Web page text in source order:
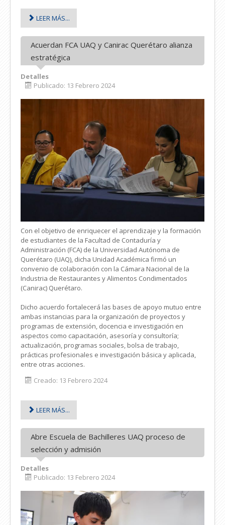
LEER MÁS...
Acuerdan FCA UAQ y Canirac Querétaro alianza
estratégica
Detalles
Publicado: 13 Febrero 2024
Con el objetivo de enriquecer el aprendizaje y la formación
de estudiantes de la Facultad de Contaduría y
Administración (FCA) de la Universidad Autónoma de
Querétaro (UAQ), dicha Unidad Académica firmó un
convenio de colaboración con la Cámara Nacional de la
Industria de Restaurantes y Alimentos Condimentados
(Canirac) Querétaro.
Dicho acuerdo fortalecerá las bases de apoyo mutuo entre
ambas instancias para la organización de proyectos y
programas de extensión, docencia e investigación en
aspectos como capacitación, asesoría y consultoría;
actualización, programas sociales, bolsa de trabajo,
prácticas profesionales e investigación básica y aplicada,
entre otras acciones.
Creado: 13 Febrero 2024
LEER MÁS...
Abre Escuela de Bachilleres UAQ proceso de
selección y admisión
Detalles
Publicado: 13 Febrero 2024